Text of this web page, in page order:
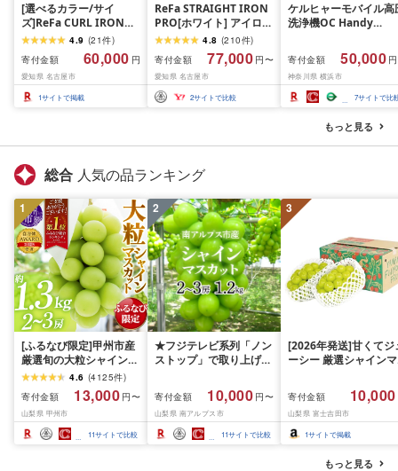
[選べるカラー/サイ
ズ]ReFa CURL IRON
PRO(ホワイト or ブラッ
ク/19mm・26mm・
32mm・38mm)| リフ
ァ カールアイロン 海外
対応 ヘアアイロン コテ
艶 傷まない 人気 おすす
め
4.9 (21件)
寄付金額
60,000 円
愛知県 名古屋市
1サイトで掲載
ReFa STRAIGHT IRON
PRO[ホワイト] アイロン
家電 美容 リファ アイロ
4.8 (210件)
寄付金額
77,000 円〜
愛知県 名古屋市
2サイトで比較
ケルヒャーモバイル高
洗浄機OC Handy
神奈川県 横浜市 生活
電 日用品 人気 おすす
送料無料 掃除 便利 コ
パクト 高圧洗浄機 ポ
タブル清掃 泡洗浄 家
ラク ベランダ掃除
寄付金額 50,000
神奈川県 横浜市
7サイトで比
もっと見る
総合 人気の品ランキング
1
[ふるなび限定]甲州市産
厳選旬の大粒シャインマ
スカット 約1.3kg 2〜3
房[2026年発送]
(MG)B12-472 FN-
Limited-VO シャインマ
スカット フルーツ
4.6 (4125件)
寄付金額
13,000 円〜
山梨県 甲州市
11サイトで比較
2
★フジテレビ系列「ノン
ストップ」で取り上げら
先行予約]南アルプス市
産シャインマスカット
1.2kg以上(2〜3房)ふる
さと納税 おすすめ 山梨
県 南アルプス市 送料無
寄付金額 10,000 円〜
山梨県 南アルプス市
11サイトで比較
3
[2026年発送]甘くてジ
ーシー 厳選シャインマ
月前半(1〜15日)から
月下旬までの発送) フ
ーツ ぶどう 果物 山梨
産 2026 旬 大粒 高級
寄付金額 10,000
山梨県 富士吉田市
1サイトで掲載
もっと見る